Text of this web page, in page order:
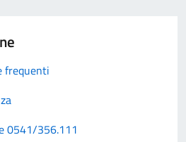
frequenti
0541/356.111